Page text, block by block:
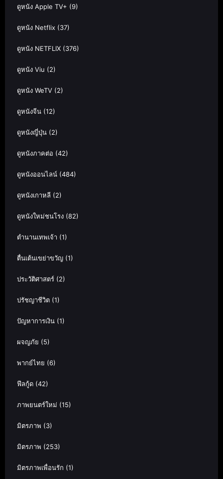
ดูหนัง Apple TV+ (9)
ดูหนัง Netflix (37)
ดูหนัง NETFLIX (376)
ดูหนัง Viu (2)
ดูหนัง WeTV (2)
ดูหนังจีน (12)
ดูหนังญี่ปุ่น (2)
ดูหนังภาคต่อ (42)
ดูหนังออนไลน์ (484)
ดูหนังเกาหลี (2)
ดูหนังใหม่ชนโรง (82)
ตำนานเทพเจ้า (1)
ตื่นเต้นเขย่าขวัญ (1)
ประวัติศาสตร์ (2)
ปรัชญาชีวิต (1)
ปัญหาการเงิน (1)
ผจญภัย (5)
พากย์ไทย (6)
ฟีลกู้ด (42)
ภาพยนตร์ใหม่ (15)
มิตรภาพ (3)
มิตรภาพ (253)
มิตรภาพเพื่อนรัก (1)